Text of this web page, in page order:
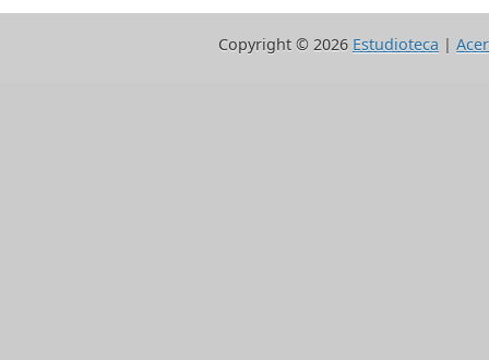
Copyright © 2026 Estudioteca |